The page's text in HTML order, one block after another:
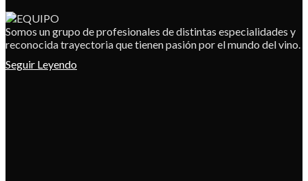
Somos un grupo de profesionales de distintas especialidades y
reconocida trayectoria que tienen pasión por el mundo del vino.
Seguir Leyendo